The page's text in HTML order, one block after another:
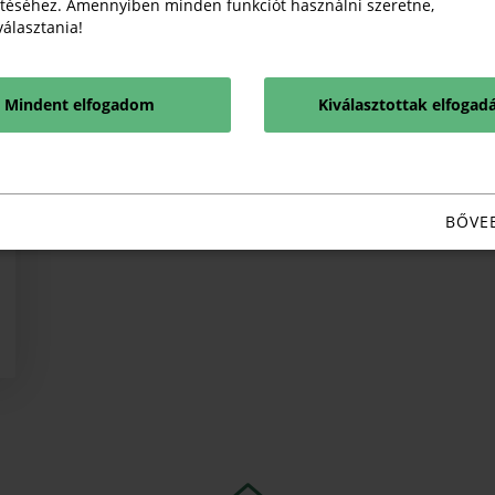
Amennyiben minden funkciót használni szeretne,
Mindent elfogadom Kiválasztottak